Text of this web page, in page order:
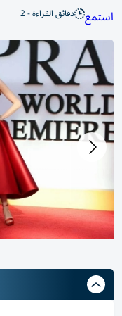
استمع دقائق القراءة - 2